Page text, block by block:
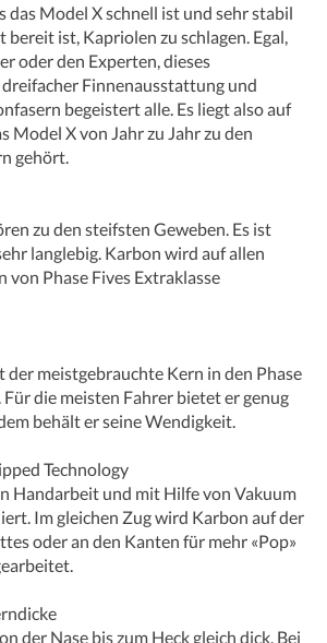
das Model X schnell ist und sehr stabil
ist, Kapriolen zu schlagen. Egal,
oder den Experten, dieses
Finnenausstattung und
begeistert alle. Es liegt also auf
Model X von Jahr zu Jahr zu den
gehört.
zu den steifsten Geweben. Es ist
langlebig. Karbon wird auf allen
von Phase Fives Extraklasse
der meistgebrauchte Kern in den Phase
die meisten Fahrer bietet er genug
behält er seine Wendigkeit.
Technology
Handarbeit und mit Hilfe von Vakuum
Im gleichen Zug wird Karbon auf der
oder an den Kanten für mehr «Pop»
der Nase bis zum Heck gleich dick. Bei